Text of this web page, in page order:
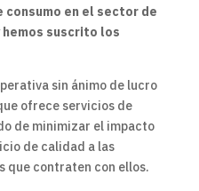
en el sector de
suscrito los
sin ánimo de lucro
ofrece servicios de
de minimizar el impacto
de calidad a las
que contraten con ellos.